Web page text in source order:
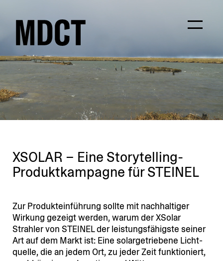
XSOLAR – Eine Storytelling-
Produkt­kam­pagne für STEINEL
Zur Produkteinführung sollte mit nachhal­tiger
Wirkung gezeigt werden, warum der XSolar
Strahler von STEINEL der leistungsfähigste seiner
Art auf dem Markt ist: Eine solar­ge­triebene Licht­
quelle, die an jedem Ort, zu jeder Zeit funktio­niert,